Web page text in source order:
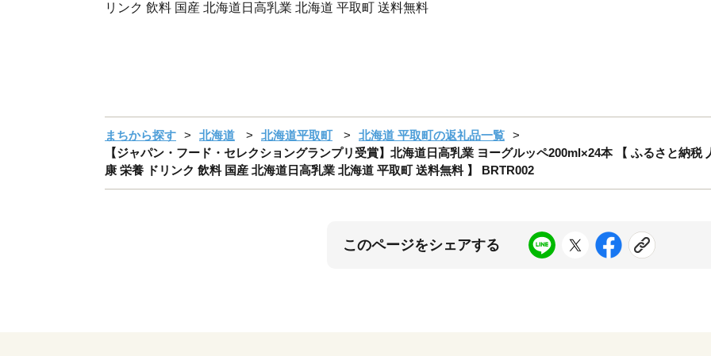
リンク 飲料 国産 北海道日高乳業 北海道 平取町 送料無料
まちから探す 北海道 北海道平取町
北海道 平取町の返礼品一覧
【ジャパン・フード・セレクショングランプリ受賞】北海道日高乳業 ヨーグルッペ200ml×24本 【 ふるさと納
康 栄養 ドリンク 飲料 国産 北海道日高乳業 北海道 平取町 送料無料 】 BRTR002
このページをシェアする